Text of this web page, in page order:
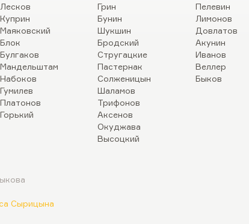
Лесков
Куприн
Маяковский
Блок
Булгаков
Мандельштам
Набоков
Гумилев
Платонов
Горький
Грин
Бунин
Шукшин
Бродский
Стругацкие
Пастернак
Солженицын
Шаламов
Трифонов
Аксенов
Окуджава
Высоцкий
Пелевин
Лимонов
Довлатов
Акунин
Иванов
Веллер
Быков
Сырицына